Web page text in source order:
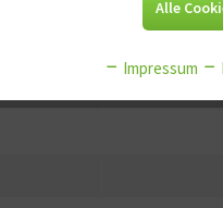
Alle
Impressum